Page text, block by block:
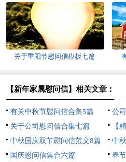
关于重阳节慰问信模板七篇
【新年家属慰问信】相关文章：
有关中秋节慰问信合集5篇
公
关于公司慰问信合集七篇
【
中秋国庆双节慰问信范文8篇
中
国庆慰问信集合六篇
春